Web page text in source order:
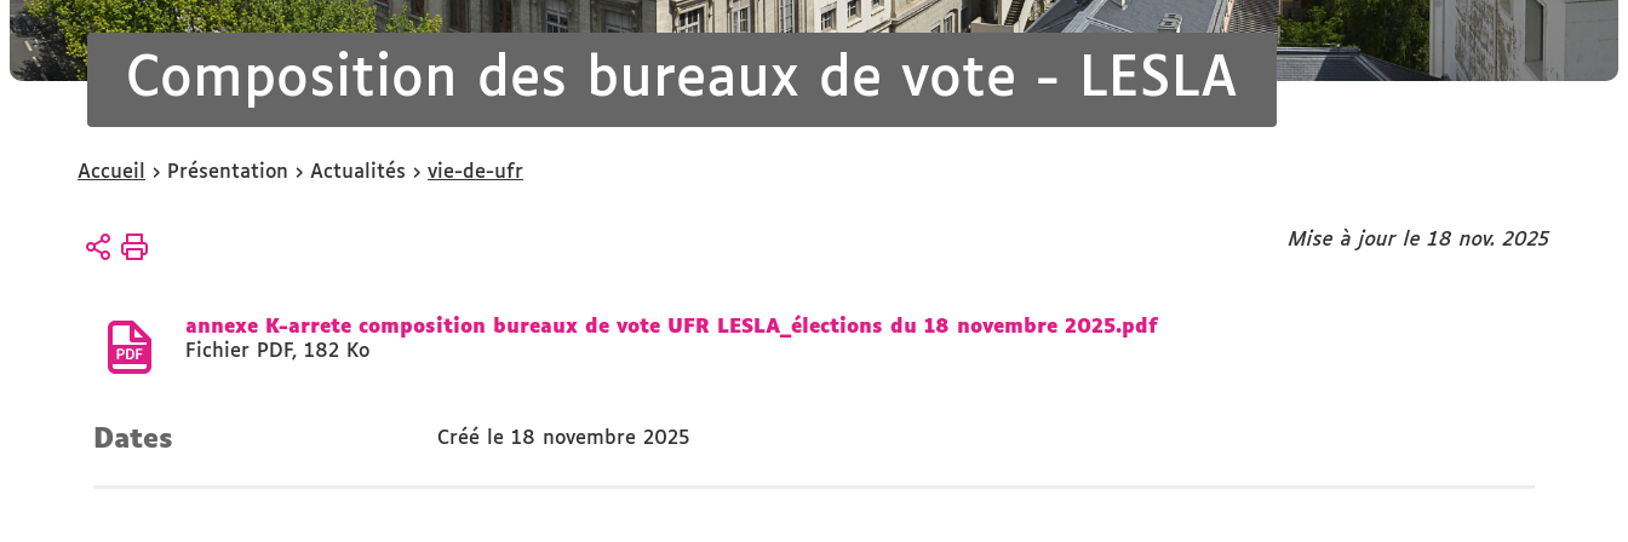
Composition des bureaux de vote - LESLA
Vous
ici :
Accueil Présentation Actualités vie-de-ufr
Mise à jour le 18 nov. 2025
annexe K-arrete composition bureaux de vote UFR LESLA_élections du 18 novembre 2025.pdf
Fichier PDF, 182 Ko
Dates Créé le 18 novembre 2025